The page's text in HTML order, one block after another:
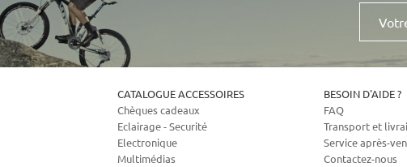
Votre
mail
CATALOGUE ACCESSOIRES
Chèques cadeaux
Eclairage - Securité
Electronique
Multimédias
BESOIN D'AIDE ?
FAQ
Transport et
Service après-
Contactez-nous